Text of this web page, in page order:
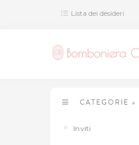
Lista dei desideri
CATEGORIE »
Inviti